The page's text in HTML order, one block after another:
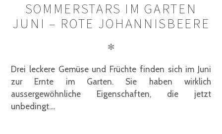
SOMMERSTARS IM GARTEN
JUNI – ROTE JOHANNISBEERE
✻
Drei leckere Gemüse und Früchte finden sich im Juni
zur Ernte im Garten. Sie haben wirklich
aussergewöhnliche Eigenschaften, die jetzt
unbedingt....